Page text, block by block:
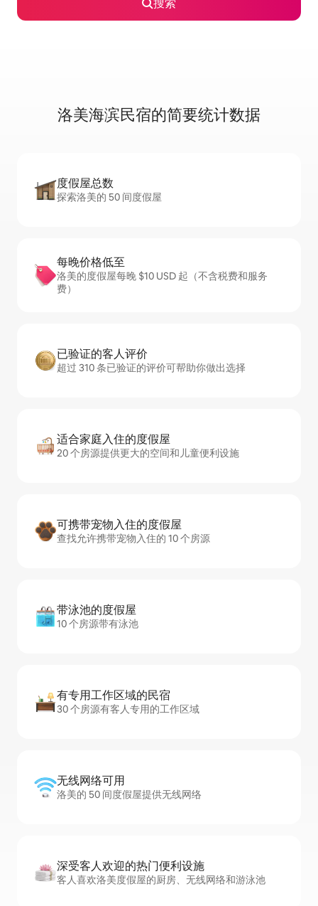
搜索
洛美海滨民宿的简要统计数据
度假屋总数
探索洛美的 50 间度假屋
每晚价格低至
洛美的度假屋每晚 $10 USD 起（不含税费和服务
费）
已验证的客人评价
超过 310 条已验证的评价可帮助你做出选择
适合家庭入住的度假屋
20 个房源提供更大的空间和儿童便利设施
可携带宠物入住的度假屋
查找允许携带宠物入住的 10 个房源
带泳池的度假屋
10 个房源带有泳池
有专用工作区域的民宿
30 个房源有客人专用的工作区域
无线网络可用
洛美的 50 间度假屋提供无线网络
深受客人欢迎的热门便利设施
客人喜欢洛美度假屋的厨房、无线网络和游泳池